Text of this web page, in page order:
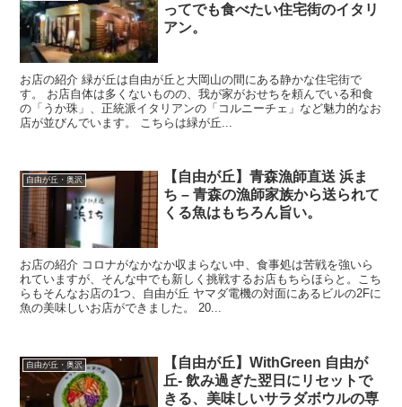
ってでも食べたい住宅街のイタリ
アン。
お店の紹介 緑が丘は自由が丘と大岡山の間にある静かな住宅街で
す。 お店自体は多くないものの、我が家がおせちを頼んでいる和食
の「うか珠」、正統派イタリアンの「コルニーチェ」など魅力的なお
店が並びんでいます。 こちらは緑が丘...
自由が丘・奥沢
【自由が丘】青森漁師直送 浜ま
ち – 青森の漁師家族から送られて
くる魚はもちろん旨い。
お店の紹介 コロナがなかなか収まらない中、食事処は苦戦を強いら
れていますが、そんな中でも新しく挑戦するお店もちらほらと。こち
らもそんなお店の1つ、自由が丘 ヤマダ電機の対面にあるビルの2Fに
魚の美味しいお店ができました。 20...
自由が丘・奥沢
【自由が丘】WithGreen 自由が
丘- 飲み過ぎた翌日にリセットで
きる、美味しいサラダボウルの専